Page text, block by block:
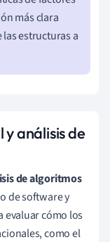
más clara
estructuras a
análisis de
de algoritmos
de software y
evaluar cómo los
como el